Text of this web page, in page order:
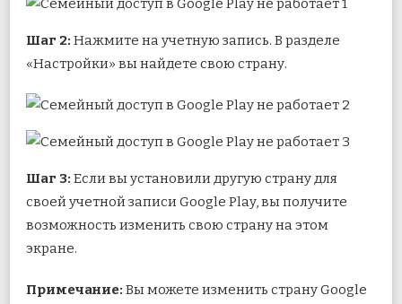
Шаг 2: Нажмите на учетную запись. В разделе
«Настройки» вы найдете свою страну.
Шаг 3: Если вы установили другую страну для
своей учетной записи Google Play, вы получите
возможность изменить свою страну на этом
экране.
Примечание: Вы можете изменить страну Google